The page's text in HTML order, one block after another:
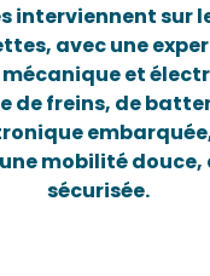
interviennent sur
avec une
et
de freins, de
mobilité douce,
sécurisée.